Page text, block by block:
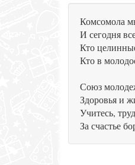
Комсомола
И сегодня
Кто
Кто в
Союз
Здоровья и
Учитесь,
За счастье